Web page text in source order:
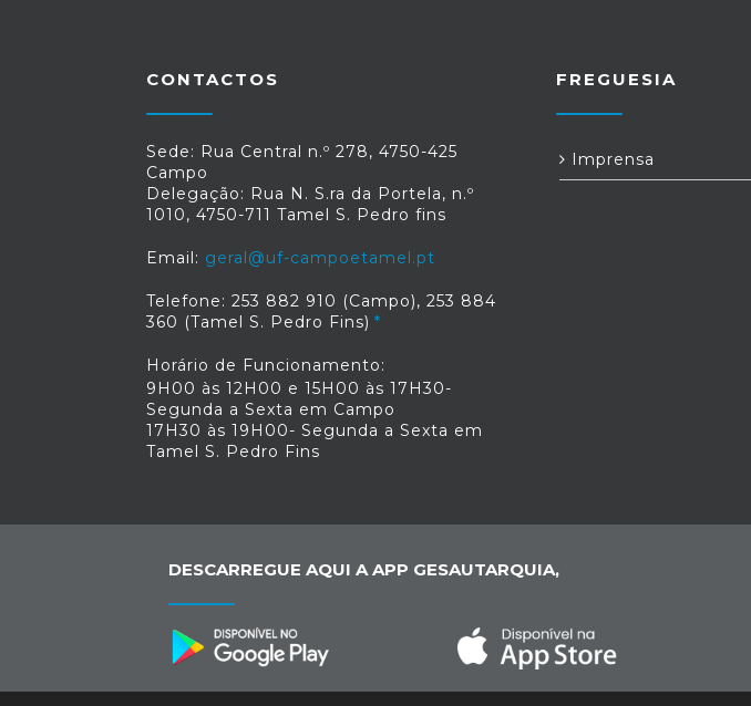
CONTACTOS
Sede: Rua Central n.º 278, 4750-425
Campo
Delegação: Rua N. S.ra da Portela, n.º
1010, 4750-711 Tamel S. Pedro fins
Email: geral@uf-campoetamel.pt
Telefone: 253 882 910 (Campo), 253 884
360 (Tamel S. Pedro Fins)
Horário de Funcionamento:
9H00 às 12H00 e 15H00 às 17H30-
Segunda a Sexta em Campo
17H30 às 19H00- Segunda a Sexta em
Tamel S. Pedro Fins
FREGUESIA
Imprensa
DESCARREGUE AQUI A APP GESAUTARQUIA,